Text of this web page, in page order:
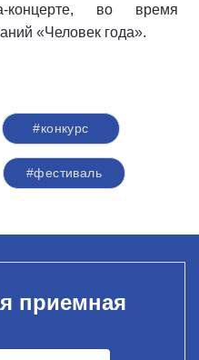
концерте, во время
«Человек года».
#конкурс
#фестиваль
приемная